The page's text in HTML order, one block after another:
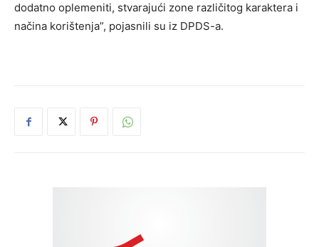
dodatno oplemeniti, stvarajući zone različitog karaktera i
načina korištenja”, pojasnili su iz DPDS-a.